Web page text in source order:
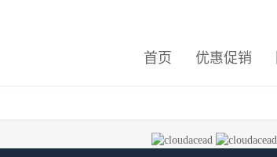
首页 优惠促销